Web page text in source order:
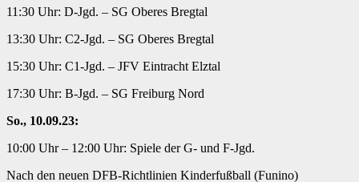
11:30 Uhr: D-Jgd. – SG Oberes Bregtal
13:30 Uhr: C2-Jgd. – SG Oberes Bregtal
15:30 Uhr: C1-Jgd. – JFV Eintracht Elztal
17:30 Uhr: B-Jgd. – SG Freiburg Nord
So., 10.09.23:
10:00 Uhr – 12:00 Uhr: Spiele der G- und F-Jgd.
Nach den neuen DFB-Richtlinien Kinderfußball (Funino)